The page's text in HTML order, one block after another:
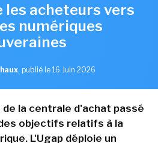
les acheteurs vers
numériques
, publié le 16 Juin 2026
la centrale d'achat passé
objectifs relatifs à la
L'Ugap déploie un